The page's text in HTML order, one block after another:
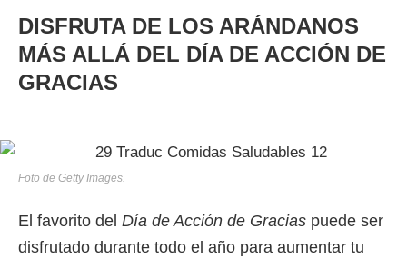
DISFRUTA DE LOS ARÁNDANOS
MÁS ALLÁ DEL DÍA DE ACCIÓN DE
GRACIAS
Foto de Getty Images.
El favorito del Día de Acción de Gracias puede ser
disfrutado durante todo el año para aumentar tu